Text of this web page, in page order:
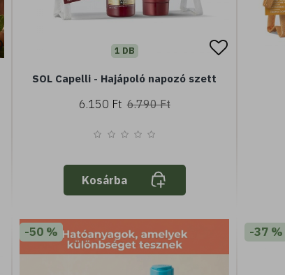
1 DB
SOL Capelli - Hajápoló napozó szett
6.150 Ft 6.790 Ft
Kosárba
-50 % -37 %